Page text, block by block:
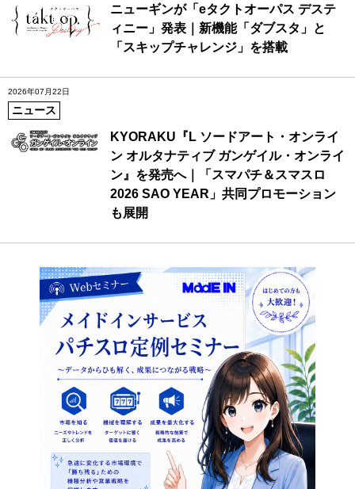
ニューギンが「eタクトオーパス デステ
ィニー」発表｜新機能「ダブスタ」と
「スキップチャレンジ」を搭載
2026年07月22日
ニュース
KYORAKU『L ソードアート・オンライ
ン オルタナティブ ガンゲイル・オンライ
ン』を発売へ｜「スマパチ＆スマスロ
2026 SAO YEAR」共同プロモーション
も展開